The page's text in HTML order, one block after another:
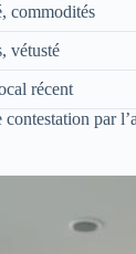
commodités
vétusté
récent
par